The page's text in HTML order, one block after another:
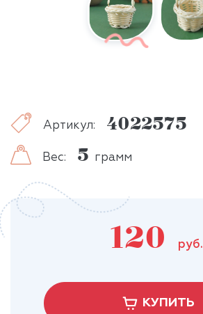
Артикул: 4022575
Вес: 5 грамм
120 руб.
КУПИТЬ